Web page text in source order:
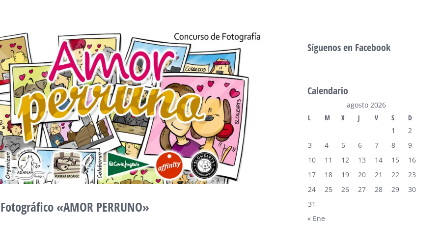
«AMOR PERRUNO»
Síguenos en Facebook
Calendario
agosto 2026
L
M X J V S
D
1
2
3
4 5 6 7 8
9
10
11 12 13 14 15
16
17
18 19 20 21 22
23
24
25 26 27 28 29
30
31
« Ene